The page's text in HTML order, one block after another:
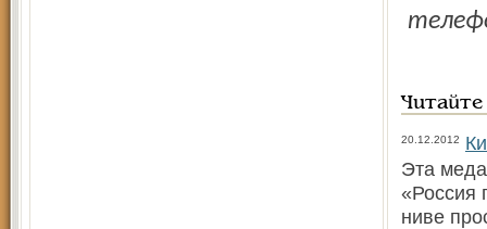
20.12.2012
Эта
«Россия
ниве